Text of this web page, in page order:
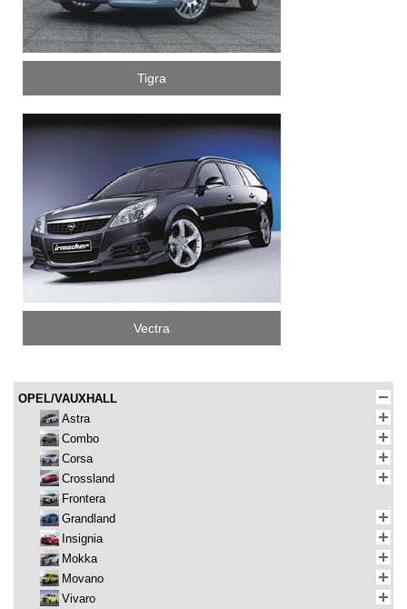
Tigra
Vectra
OPEL/VAUXHALL
Astra
Combo
Corsa
Crossland
Frontera
Grandland
Insignia
Mokka
Movano
Vivaro